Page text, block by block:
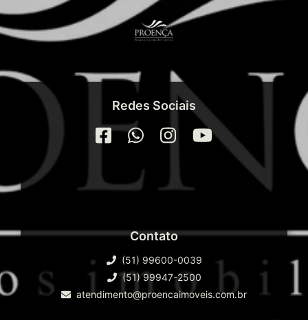
Redes Sociais
Contato
(51) 99600-0039
(51) 99947-2500
atendimento@proencaimoveis.com.br